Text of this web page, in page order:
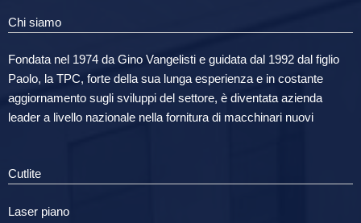
Chi siamo
Fondata nel 1974 da Gino Vangelisti e guidata dal 1992 dal figlio
Paolo, la TPC, forte della sua lunga esperienza e in costante
aggiornamento sugli sviluppi del settore, è diventata azienda
leader a livello nazionale nella fornitura di macchinari nuovi
Cutlite
Laser piano